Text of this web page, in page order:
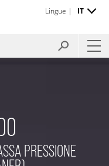
Lingue | IT
PRESSIONE